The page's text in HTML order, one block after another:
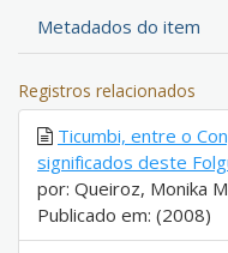
Metadados do item
Registros relacionados
Ticumbi, entre o
significados deste
por: Queiroz, Monika
Publicado em: (2008)